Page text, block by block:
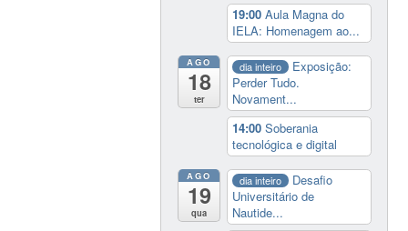
19:00Aula Magna do
IELA: Homenagem ao...
AGO
18
ter
dia inteiro
Exposição:
Perder Tudo.
Novament...
14:00Soberania
tecnológica e digital
AGO
19
qua
dia inteiro
Desafio
Universitário de
Nautide...